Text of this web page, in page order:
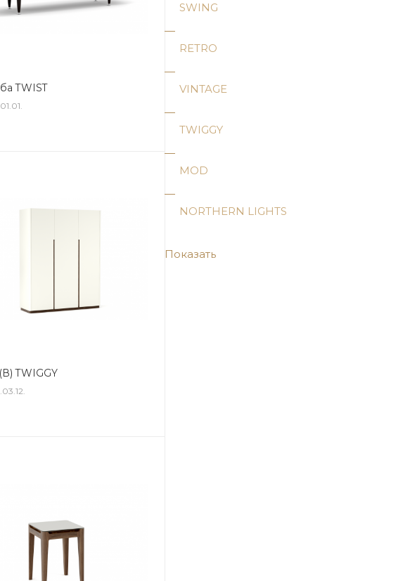
TWIST
TWIGGY
SWING
RETRO
VINTAGE
TWIGGY
MOD
NORTHERN LIGHTS
Показать